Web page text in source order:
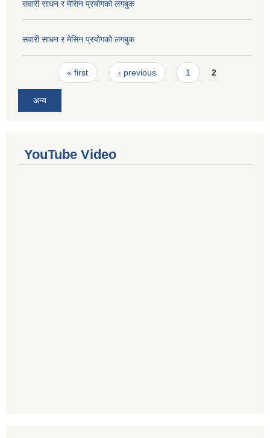
सवारी साधन र मेसिन प्रयोगको लगबुक
सवारी साधन र मेसिन प्रयोगको लगबुक
Pages« first ‹ previous 1 2
अन्य
YouTube Video